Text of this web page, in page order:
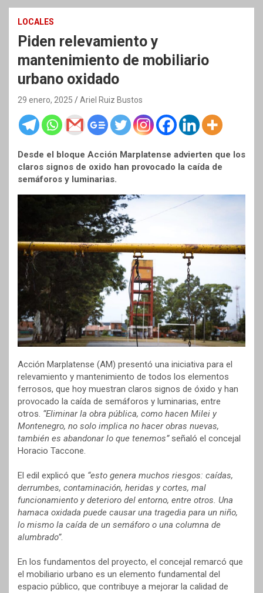
LOCALES
Piden relevamiento y
mantenimiento de mobiliario
urbano oxidado
29 enero, 2025 Ariel Ruiz Bustos
Desde el bloque Acción Marplatense advierten que los
claros signos de oxido han provocado la caída de
semáforos y luminarias.
Acción Marplatense (AM) presentó una iniciativa para el
relevamiento y mantenimiento de todos los elementos
ferrosos, que hoy muestran claros signos de óxido y han
provocado la caída de semáforos y luminarias, entre
otros. “Eliminar la obra pública, como hacen Milei y
Montenegro, no solo implica no hacer obras nuevas,
también es abandonar lo que tenemos”señaló el concejal
Horacio Taccone.
El edil explicó que “esto genera muchos riesgos: caídas,
derrumbes, contaminación, heridas y cortes, mal
funcionamiento y deterioro del entorno, entre otros. Una
hamaca oxidada puede causar una tragedia para un niño,
lo mismo la caída de un semáforo o una columna de
alumbrado”.
En los fundamentos del proyecto, el concejal remarcó que
el mobiliario urbano es un elemento fundamental del
espacio público, que contribuye a mejorar la calidad de